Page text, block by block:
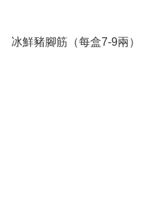
冰鮮豬腳筋（每盒7-9兩）